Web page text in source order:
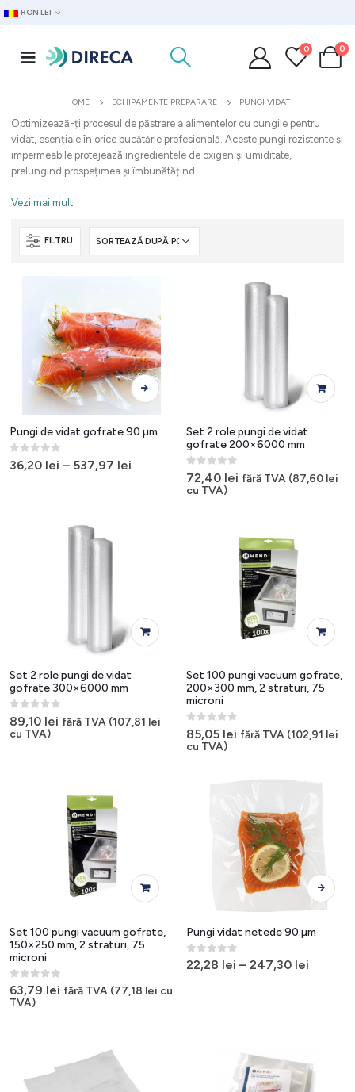
RON LEI
0 0
HOME ECHIPAMENTE PREPARARE PUNGI VIDAT
Optimizează-ți procesul de păstrare a alimentelor cu pungile pentru
vidat, esențiale în orice bucătărie profesională. Aceste pungi rezistente și
impermeabile protejează ingredientele de oxigen și umiditate,
prelungind prospețimea și îmbunătățind...
Vezi mai mult
FILTRU
Acest
produs
are
mai
variații.
Pungi de vidat gofrate 90 µm
0out of 5
36,20 lei – 537,97 lei
Set 2 role pungi de vidat
gofrate 200×6000 mm
0out of 5
72,40 lei fără TVA (87,60 lei
cu TVA)
Set 2 role pungi de vidat
gofrate 300×6000 mm
0out of 5
89,10 lei fără TVA (107,81 lei
cu TVA)
Set 100 pungi vacuum gofrate,
200×300 mm, 2 straturi, 75
microni
0out of 5
85,05 lei fără TVA (102,91 lei
cu TVA)
Set 100 pungi vacuum gofrate,
150×250 mm, 2 straturi, 75
microni
0out of 5
63,79 lei fără TVA (77,18 lei cu
TVA)
Acest
produs
are
mai
variații.
Pungi vidat netede 90 µm
0out of 5
22,28 lei – 247,30 lei